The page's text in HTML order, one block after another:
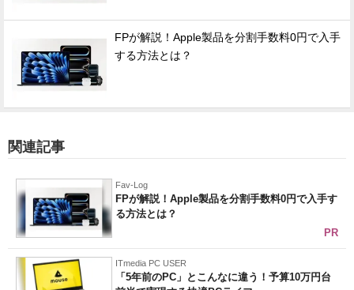
FPが解説！Apple製品を分割手数料0円で入手
する方法とは？
関連記事
Fav-Log
FPが解説！Apple製品を分割手数料0円で入手す
る方法とは？
PR
ITmedia PC USER
「5年前のPC」とこんなに違う！予算10万円台